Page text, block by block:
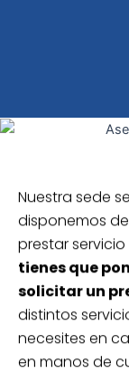
Nuestra sede
disponemos
prestar
tienes que
solicitar un
distintos
necesites en
en manos de